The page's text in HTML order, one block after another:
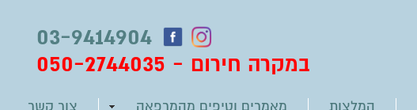
03-9414904
במקרה חירום - 050-2744035
המלצות מאמרים וטיפים מהמרפאה צור קשר